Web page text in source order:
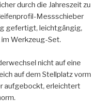
durch die Jahreszeit zu
Messschieber
gefertigt, leichtgängig,
Werkzeug-Set.
nicht auf eine
auf dem Stellplatz vorm
aufgebockt, erleichtert